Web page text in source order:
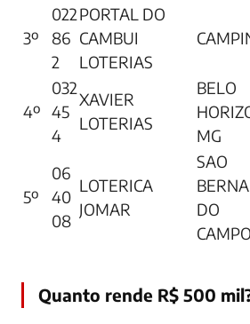
3º
022
86
2
PORTAL DO
CAMBUI
LOTERIAS
4º
032
45
4
XAVIER
LOTERIAS
BELO
MG
5º
06
40
08
LOTERICA
JOMAR
SAO
DO
Quanto rende R$ 500